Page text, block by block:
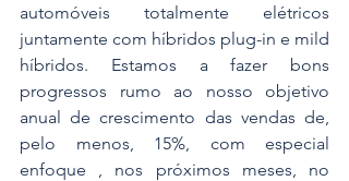
automóveis totalmente elétricos
juntamente com híbridos plug-in e mild
híbridos. Estamos a fazer bons
progressos rumo ao nosso objetivo
anual de crescimento das vendas de,
pelo menos, 15%, com especial
enfoque , nos próximos meses, no